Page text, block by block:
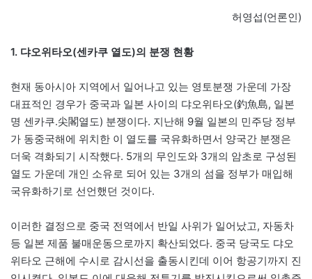
허영섭(언론인)
1. 댜오위타오(센카쿠 열도)의 분쟁 현황
현재 동아시아 지역에서 일어나고 있는 영토분쟁 가운데 가장
대표적인 경우가 중국과 일본 사이의 댜오위타오(釣魚島, 일본
명 센카쿠.尖閣열도) 분쟁이다. 지난해 9월 일본의 민주당 정부
가 동중국해에 위치한 이 열도를 국유화하면서 양국간 분쟁은
더욱 격화되기 시작했다. 5개의 무인도와 3개의 암초로 구성된
열도 가운데 개인 소유로 되어 있는 3개의 섬을 정부가 매입해
국유화하기로 선언했던 것이다.
이러한 결정으로 중국 전역에서 반일 사위가 일어났고, 자동차
등 일본 제품 불매운동으로까지 확산되었다. 중국 당국도 댜오
위타오 근해에 수시로 감시선을 출동시킨데 이어 항공기까지 진